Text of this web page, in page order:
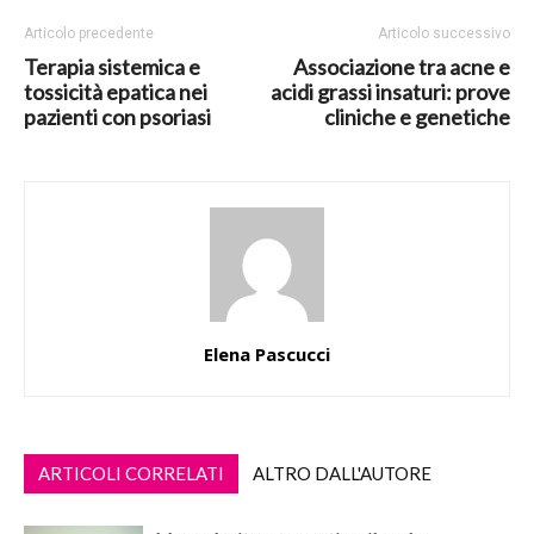
Articolo precedente
Terapia sistemica e
tossicità epatica nei
pazienti con psoriasi
Articolo successivo
Associazione tra acne e
acidi grassi insaturi: prove
cliniche e genetiche
Elena Pascucci
ARTICOLI CORRELATI ALTRO DALL'AUTORE